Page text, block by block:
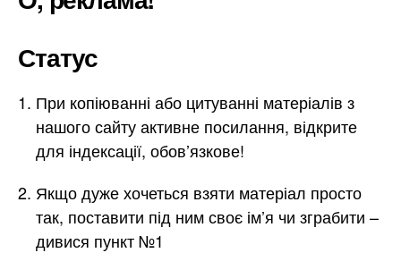
Статус
При копіюванні або цитуванні матеріалів з
нашого сайту активне посилання, відкрите
для індексації, обов’язкове!
Якщо дуже хочеться взяти матеріал просто
так, поставити під ним своє ім’я чи зграбити –
дивися пункт №1